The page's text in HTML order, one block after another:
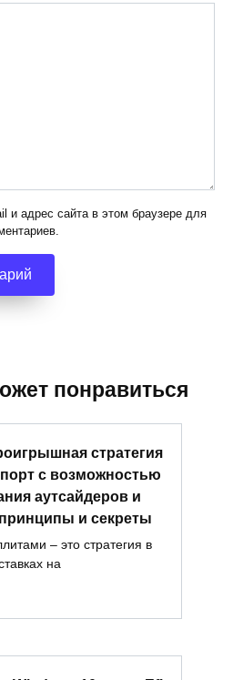
и адрес сайта в этом браузере для
понравиться
стратегия
с возможностью
аутсайдеров и
и секреты
– это стратегия в
на